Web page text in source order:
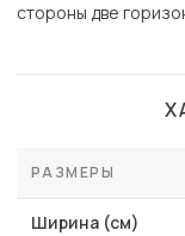
стороны две
РАЗМЕРЫ
Ширина (см)